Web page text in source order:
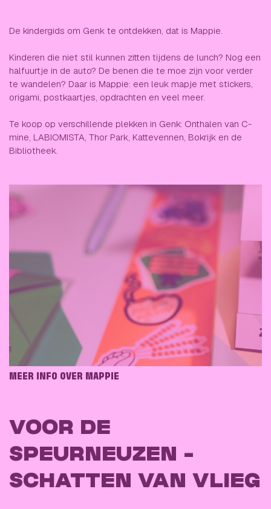
De kindergids om Genk te ontdekken, dat is Mappie.
Kinderen die niet stil kunnen zitten tijdens de lunch? Nog een
halfuurtje in de auto? De benen die te moe zijn voor verder
te wandelen? Daar is Mappie: een leuk mapje met stickers,
origami, postkaartjes, opdrachten en veel meer.
Te koop op verschillende plekken in Genk: Onthalen van C-
mine, LABIOMISTA, Thor Park, Kattevennen, Bokrijk en de
Bibliotheek.
MEER INFO OVER MAPPIE
VOOR DE
SPEURNEUZEN -
SCHATTEN VAN VLIEG